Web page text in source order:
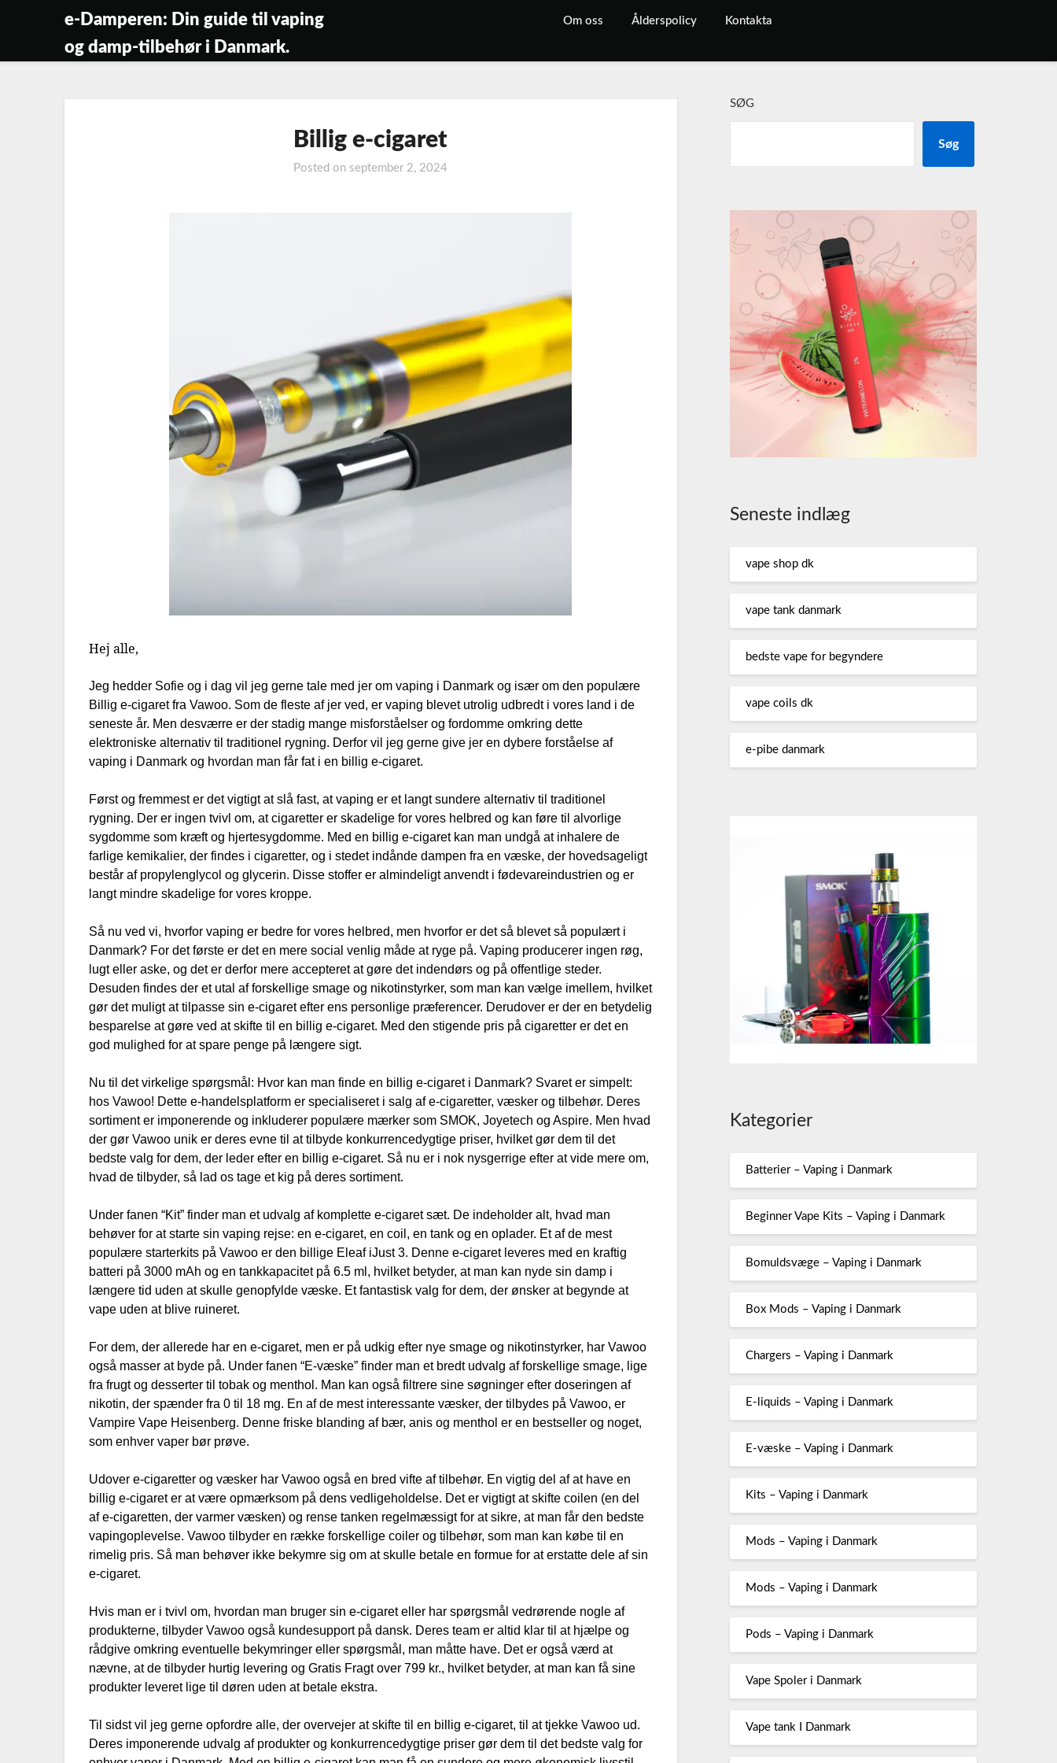
e-Damperen: Din guide til vaping
og damp-tilbehør i Danmark.
Om oss Ålderspolicy Kontakta
Billig e-cigaret
Posted on september 2, 2024
Hej alle,
Jeg hedder Sofie og i dag vil jeg gerne tale med jer om vaping i Danmark og især om den populære
Billig e-cigaret fra Vawoo. Som de fleste af jer ved, er vaping blevet utrolig udbredt i vores land i de
seneste år. Men desværre er der stadig mange misforståelser og fordomme omkring dette
elektroniske alternativ til traditionel rygning. Derfor vil jeg gerne give jer en dybere forståelse af
vaping i Danmark og hvordan man får fat i en billig e-cigaret.
Først og fremmest er det vigtigt at slå fast, at vaping er et langt sundere alternativ til traditionel
rygning. Der er ingen tvivl om, at cigaretter er skadelige for vores helbred og kan føre til alvorlige
sygdomme som kræft og hjertesygdomme. Med en billig e-cigaret kan man undgå at inhalere de
farlige kemikalier, der findes i cigaretter, og i stedet indånde dampen fra en væske, der hovedsageligt
består af propylenglycol og glycerin. Disse stoffer er almindeligt anvendt i fødevareindustrien og er
langt mindre skadelige for vores kroppe.
Så nu ved vi, hvorfor vaping er bedre for vores helbred, men hvorfor er det så blevet så populært i
Danmark? For det første er det en mere social venlig måde at ryge på. Vaping producerer ingen røg,
lugt eller aske, og det er derfor mere accepteret at gøre det indendørs og på offentlige steder.
Desuden findes der et utal af forskellige smage og nikotinstyrker, som man kan vælge imellem, hvilket
gør det muligt at tilpasse sin e-cigaret efter ens personlige præferencer. Derudover er der en betydelig
besparelse at gøre ved at skifte til en billig e-cigaret. Med den stigende pris på cigaretter er det en
god mulighed for at spare penge på længere sigt.
Nu til det virkelige spørgsmål: Hvor kan man finde en billig e-cigaret i Danmark? Svaret er simpelt:
hos Vawoo! Dette e-handelsplatform er specialiseret i salg af e-cigaretter, væsker og tilbehør. Deres
sortiment er imponerende og inkluderer populære mærker som SMOK, Joyetech og Aspire. Men hvad
der gør Vawoo unik er deres evne til at tilbyde konkurrencedygtige priser, hvilket gør dem til det
bedste valg for dem, der leder efter en billig e-cigaret. Så nu er i nok nysgerrige efter at vide mere om,
hvad de tilbyder, så lad os tage et kig på deres sortiment.
Under fanen “Kit” finder man et udvalg af komplette e-cigaret sæt. De indeholder alt, hvad man
behøver for at starte sin vaping rejse: en e-cigaret, en coil, en tank og en oplader. Et af de mest
populære starterkits på Vawoo er den billige Eleaf iJust 3. Denne e-cigaret leveres med en kraftig
batteri på 3000 mAh og en tankkapacitet på 6.5 ml, hvilket betyder, at man kan nyde sin damp i
længere tid uden at skulle genopfylde væske. Et fantastisk valg for dem, der ønsker at begynde at
vape uden at blive ruineret.
For dem, der allerede har en e-cigaret, men er på udkig efter nye smage og nikotinstyrker, har Vawoo
også masser at byde på. Under fanen “E-væske” finder man et bredt udvalg af forskellige smage, lige
fra frugt og desserter til tobak og menthol. Man kan også filtrere sine søgninger efter doseringen af
nikotin, der spænder fra 0 til 18 mg. En af de mest interessante væsker, der tilbydes på Vawoo, er
Vampire Vape Heisenberg. Denne friske blanding af bær, anis og menthol er en bestseller og noget,
som enhver vaper bør prøve.
Udover e-cigaretter og væsker har Vawoo også en bred vifte af tilbehør. En vigtig del af at have en
billig e-cigaret er at være opmærksom på dens vedligeholdelse. Det er vigtigt at skifte coilen (en del
af e-cigaretten, der varmer væsken) og rense tanken regelmæssigt for at sikre, at man får den bedste
vapingoplevelse. Vawoo tilbyder en række forskellige coiler og tilbehør, som man kan købe til en
rimelig pris. Så man behøver ikke bekymre sig om at skulle betale en formue for at erstatte dele af sin
e-cigaret.
Hvis man er i tvivl om, hvordan man bruger sin e-cigaret eller har spørgsmål vedrørende nogle af
produkterne, tilbyder Vawoo også kundesupport på dansk. Deres team er altid klar til at hjælpe og
rådgive omkring eventuelle bekymringer eller spørgsmål, man måtte have. Det er også værd at
nævne, at de tilbyder hurtig levering og Gratis Fragt over 799 kr., hvilket betyder, at man kan få sine
produkter leveret lige til døren uden at betale ekstra.
Til sidst vil jeg gerne opfordre alle, der overvejer at skifte til en billig e-cigaret, til at tjekke Vawoo ud.
Deres imponerende udvalg af produkter og konkurrencedygtige priser gør dem til det bedste valg for
SØG
Søg
Seneste indlæg
vape shop dk
vape tank danmark
bedste vape for begyndere
vape coils dk
e-pibe danmark
Kategorier
Batterier – Vaping i Danmark
Beginner Vape Kits – Vaping i Danmark
Bomuldsvæge – Vaping i Danmark
Box Mods – Vaping i Danmark
Chargers – Vaping i Danmark
E-liquids – Vaping i Danmark
E-væske – Vaping i Danmark
Kits – Vaping i Danmark
Mods – Vaping i Danmark
Mods – Vaping i Danmark
Pods – Vaping i Danmark
Vape Spoler i Danmark
Vape tank I Danmark